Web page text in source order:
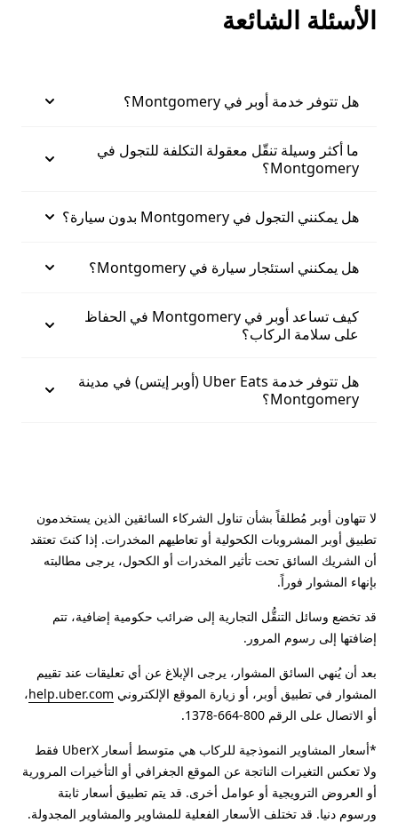
الأسئلة الشائعة
هل تتوفر خدمة أوبر في Montgomery؟
ما أكثر وسيلة تنقّل معقولة التكلفة للتجول في
Montgomery؟
هل يمكنني التجول في Montgomery بدون سيارة؟
هل يمكنني استئجار سيارة في Montgomery؟
كيف تساعد أوبر في Montgomery في الحفاظ
على سلامة الركاب؟
هل تتوفر خدمة Uber Eats (أوبر إيتس) في مدينة
Montgomery؟
لا تتهاون أوبر مُطلقاً بشأن تناول الشركاء السائقين الذين يستخدمون
تطبيق أوبر المشروبات الكحولية أو تعاطيهم المخدرات. إذا كنتَ تعتقد
أن الشريك السائق تحت تأثير المخدرات أو الكحول، يرجى مطالبته
بإنهاء المشوار فوراً.
قد تخضع وسائل التنقُّل التجارية إلى ضرائب حكومية إضافية، تتم
إضافتها إلى رسوم المرور.
بعد أن يُنهي السائق المشوار، يرجى الإبلاغ عن أي تعليقات عند تقييم
المشوار في تطبيق أوبر، أو زيارة الموقع الإلكتروني help.uber.com،
أو الاتصال على الرقم 800-664-1378.
*أسعار المشاوير النموذجية للركاب هي متوسط أسعار UberX فقط
ولا تعكس التغيرات الناتجة عن الموقع الجغرافي أو التأخيرات المرورية
أو العروض الترويجية أو عوامل أخرى. قد يتم تطبيق أسعار ثابتة
ورسوم دنيا. قد تختلف الأسعار الفعلية للمشاوير والمشاوير المجدولة.